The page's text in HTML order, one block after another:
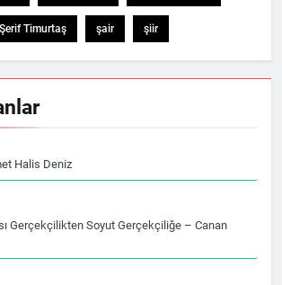
Şerif Timurtaş şair şiir
Halis Deniz
Gerçekçilikten Soyut Gerçekçiliğe – Canan